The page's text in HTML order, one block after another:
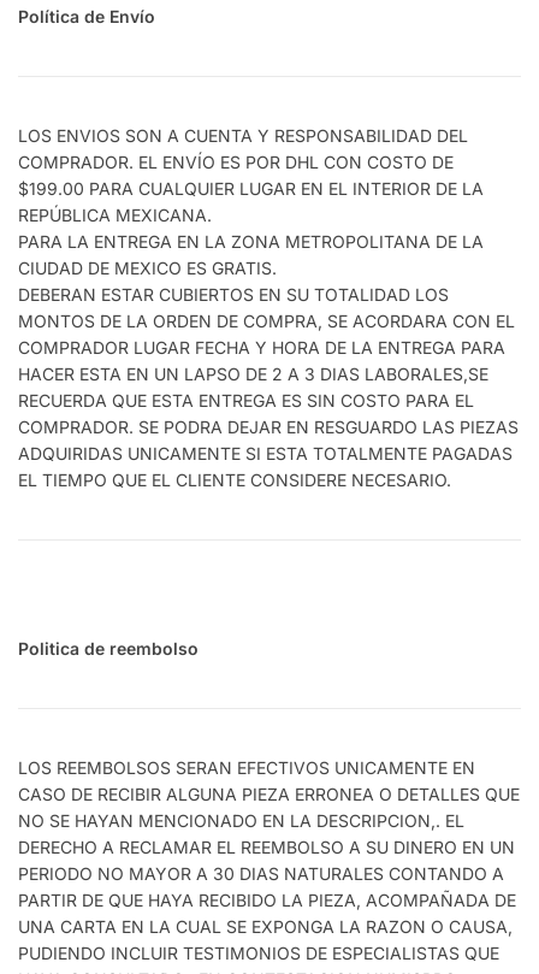
Política de Envío
LOS ENVIOS SON A CUENTA Y RESPONSABILIDAD DEL
COMPRADOR. EL ENVÍO ES POR DHL CON COSTO DE
$199.00 PARA CUALQUIER LUGAR EN EL INTERIOR DE LA
REPÚBLICA MEXICANA.
PARA LA ENTREGA EN LA ZONA METROPOLITANA DE LA
CIUDAD DE MEXICO ES GRATIS.
DEBERAN ESTAR CUBIERTOS EN SU TOTALIDAD LOS
MONTOS DE LA ORDEN DE COMPRA, SE ACORDARA CON EL
COMPRADOR LUGAR FECHA Y HORA DE LA ENTREGA PARA
HACER ESTA EN UN LAPSO DE 2 A 3 DIAS LABORALES,SE
RECUERDA QUE ESTA ENTREGA ES SIN COSTO PARA EL
COMPRADOR. SE PODRA DEJAR EN RESGUARDO LAS PIEZAS
ADQUIRIDAS UNICAMENTE SI ESTA TOTALMENTE PAGADAS
EL TIEMPO QUE EL CLIENTE CONSIDERE NECESARIO.
Politica de reembolso
LOS REEMBOLSOS SERAN EFECTIVOS UNICAMENTE EN
CASO DE RECIBIR ALGUNA PIEZA ERRONEA O DETALLES QUE
NO SE HAYAN MENCIONADO EN LA DESCRIPCION,. EL
DERECHO A RECLAMAR EL REEMBOLSO A SU DINERO EN UN
PERIODO NO MAYOR A 30 DIAS NATURALES CONTANDO A
PARTIR DE QUE HAYA RECIBIDO LA PIEZA, ACOMPAÑADA DE
UNA CARTA EN LA CUAL SE EXPONGA LA RAZON O CAUSA,
PUDIENDO INCLUIR TESTIMONIOS DE ESPECIALISTAS QUE